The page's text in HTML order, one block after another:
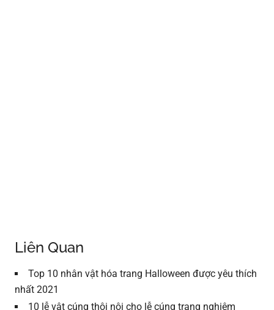
Liên Quan
Top 10 nhân vật hóa trang Halloween được yêu thích
nhất 2021
10 lễ vật cúng thôi nôi cho lễ cúng trang nghiêm